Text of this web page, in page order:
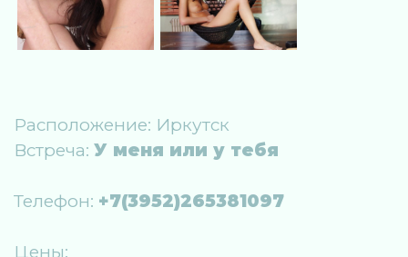
Расположение: Иркутск
Встреча: У меня или у тебя
Телефон: +7(3952)265381097
Цены: